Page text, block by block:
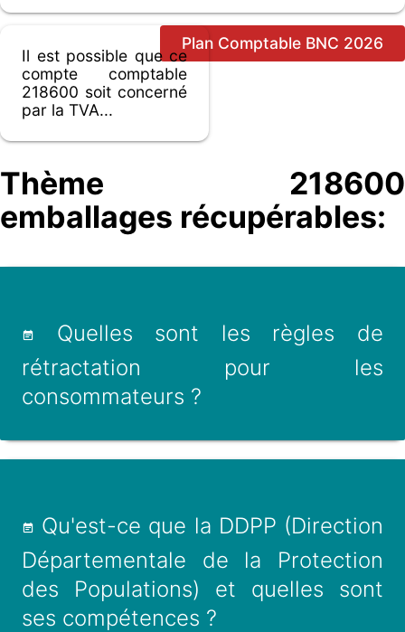
Plan Comptable BNC 2026
Il est possible que ce
compte comptable
218600 soit concerné
par la TVA...
Thème 218600
emballages récupérables:
Quelles sont les règles de
rétractation pour les
consommateurs ?
Qu'est-ce que la DDPP (Direction
Départementale de la Protection
des Populations) et quelles sont
ses compétences ?